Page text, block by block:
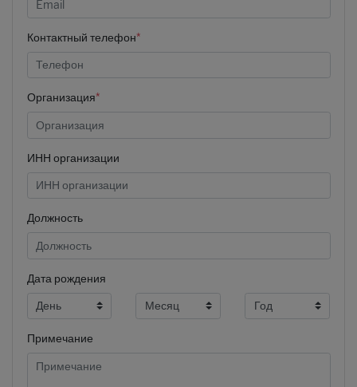
Контактный телефон*
Организация*
ИНН организации
Должность
Дата рождения
Примечание